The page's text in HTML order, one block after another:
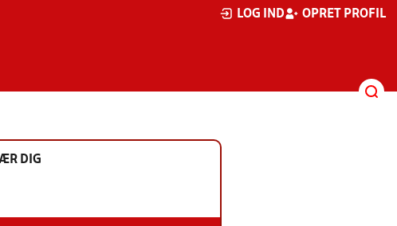
LOG IND OPRET PROFIL
DIG